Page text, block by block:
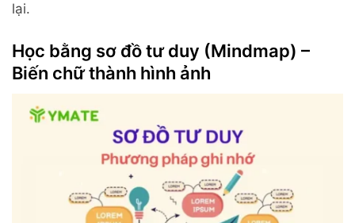
lại.
Học bằng sơ đồ tư duy (Mindmap) –
Biến chữ thành hình ảnh